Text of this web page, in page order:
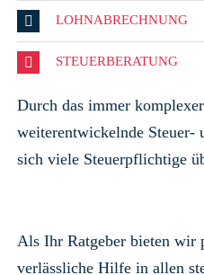
LOHNABRECHNUNG
STEUERBERATUNG
Durch das immer
weiterentwickelnde Steuer-
sich viele Steuerpflichtige
Als Ihr Ratgeber bieten wir
verlässliche Hilfe in allen